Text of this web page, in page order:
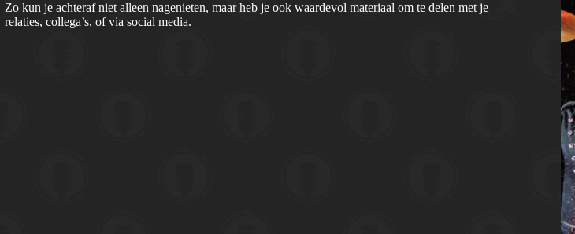
Zo kun je achteraf niet alleen nagenieten, maar heb je ook waardevol materiaal om te delen met je
relaties, collega’s, of via social media.